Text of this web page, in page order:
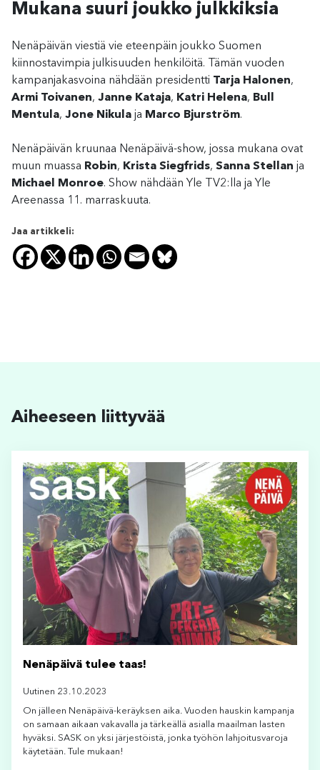
Mukana suuri joukko julkkiksia
Nenäpäivän viestiä vie eteenpäin joukko Suomen
kiinnostavimpia julkisuuden henkilöitä. Tämän vuoden
kampanjakasvoina nähdään presidentti Tarja Halonen,
Armi Toivanen, Janne Kataja, Katri Helena, Bull
Mentula, Jone Nikula ja Marco Bjurström.
Nenäpäivän kruunaa Nenäpäivä-show, jossa mukana ovat
muun muassa Robin, Krista Siegfrids, Sanna Stellan ja
Michael Monroe. Show nähdään Yle TV2:lla ja Yle
Areenassa 11. marraskuuta.
Jaa artikkeli:
Aiheeseen liittyvää
Nenäpäivä tulee taas!
Uutinen 23.10.2023
On jälleen Nenäpäivä-keräyksen aika. Vuoden hauskin kampanja
on samaan aikaan vakavalla ja tärkeällä asialla maailman lasten
hyväksi. SASK on yksi järjestöistä, jonka työhön lahjoitusvaroja
käytetään. Tule mukaan!